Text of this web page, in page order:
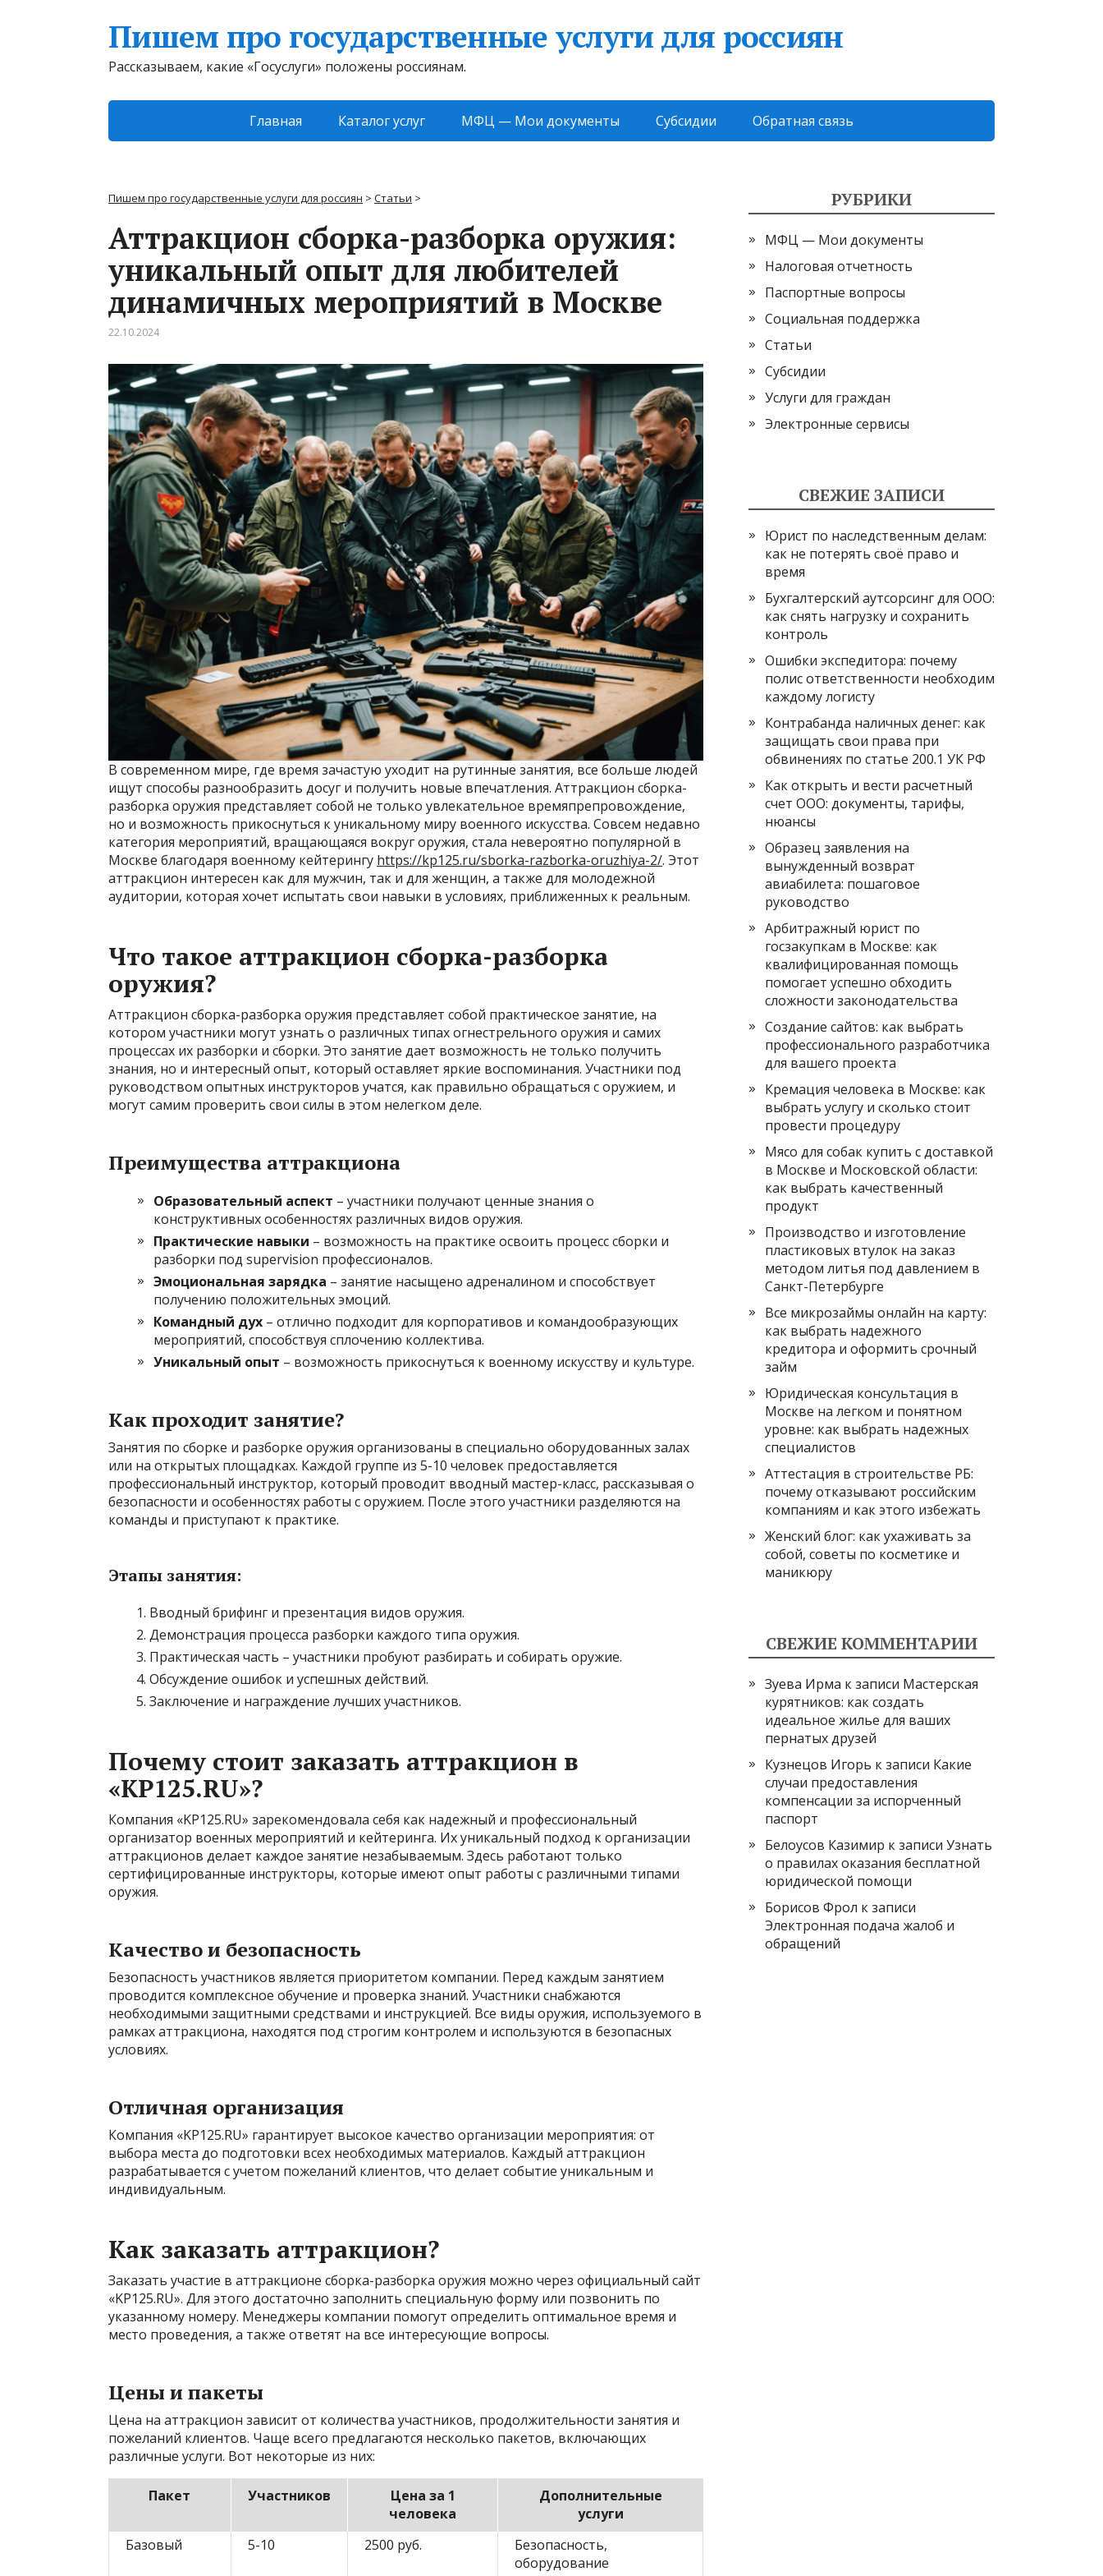
Пишем про государственные услуги для россиян
Рассказываем, какие «Госуслуги» положены россиянам.
Главная Каталог услуг МФЦ — Мои документы Субсидии Обратная связь
Пишем про государственные услуги для россиян > Статьи >
Аттракцион сборка-разборка оружия:
уникальный опыт для любителей
динамичных мероприятий в Москве
22.10.2024
В современном мире, где время зачастую уходит на рутинные занятия, все больше людей
ищут способы разнообразить досуг и получить новые впечатления. Аттракцион сборка-
разборка оружия представляет собой не только увлекательное времяпрепровождение,
но и возможность прикоснуться к уникальному миру военного искусства. Совсем недавно
категория мероприятий, вращающаяся вокруг оружия, стала невероятно популярной в
Москве благодаря военному кейтерингу https://kp125.ru/sborka-razborka-oruzhiya-2/. Этот
аттракцион интересен как для мужчин, так и для женщин, а также для молодежной
аудитории, которая хочет испытать свои навыки в условиях, приближенных к реальным.
Что такое аттракцион сборка-разборка
оружия?
Аттракцион сборка-разборка оружия представляет собой практическое занятие, на
котором участники могут узнать о различных типах огнестрельного оружия и самих
процессах их разборки и сборки. Это занятие дает возможность не только получить
знания, но и интересный опыт, который оставляет яркие воспоминания. Участники под
руководством опытных инструкторов учатся, как правильно обращаться с оружием, и
могут самим проверить свои силы в этом нелегком деле.
Преимущества аттракциона
Образовательный аспект – участники получают ценные знания о
конструктивных особенностях различных видов оружия.
Практические навыки – возможность на практике освоить процесс сборки и
разборки под supervision профессионалов.
Эмоциональная зарядка – занятие насыщено адреналином и способствует
получению положительных эмоций.
Командный дух – отлично подходит для корпоративов и командообразующих
мероприятий, способствуя сплочению коллектива.
Уникальный опыт – возможность прикоснуться к военному искусству и культуре.
Как проходит занятие?
Занятия по сборке и разборке оружия организованы в специально оборудованных залах
или на открытых площадках. Каждой группе из 5-10 человек предоставляется
профессиональный инструктор, который проводит вводный мастер-класс, рассказывая о
безопасности и особенностях работы с оружием. После этого участники разделяются на
команды и приступают к практике.
Этапы занятия:
Вводный брифинг и презентация видов оружия.
Демонстрация процесса разборки каждого типа оружия.
Практическая часть – участники пробуют разбирать и собирать оружие.
Обсуждение ошибок и успешных действий.
Заключение и награждение лучших участников.
Почему стоит заказать аттракцион в
«KP125.RU»?
Компания «KP125.RU» зарекомендовала себя как надежный и профессиональный
организатор военных мероприятий и кейтеринга. Их уникальный подход к организации
аттракционов делает каждое занятие незабываемым. Здесь работают только
сертифицированные инструкторы, которые имеют опыт работы с различными типами
оружия.
Качество и безопасность
Безопасность участников является приоритетом компании. Перед каждым занятием
проводится комплексное обучение и проверка знаний. Участники снабжаются
необходимыми защитными средствами и инструкцией. Все виды оружия, используемого в
рамках аттракциона, находятся под строгим контролем и используются в безопасных
условиях.
Отличная организация
Компания «KP125.RU» гарантирует высокое качество организации мероприятия: от
выбора места до подготовки всех необходимых материалов. Каждый аттракцион
разрабатывается с учетом пожеланий клиентов, что делает событие уникальным и
индивидуальным.
Как заказать аттракцион?
Заказать участие в аттракционе сборка-разборка оружия можно через официальный сайт
«KP125.RU». Для этого достаточно заполнить специальную форму или позвонить по
указанному номеру. Менеджеры компании помогут определить оптимальное время и
место проведения, а также ответят на все интересующие вопросы.
Цены и пакеты
Цена на аттракцион зависит от количества участников, продолжительности занятия и
пожеланий клиентов. Чаще всего предлагаются несколько пакетов, включающих
различные услуги. Вот некоторые из них:
Пакет Участников
Цена за 1
человека
Дополнительные
услуги
Базовый
5-10 2500 руб.
Безопасность,
оборудование
РУБРИКИ
МФЦ — Мои документы
Налоговая отчетность
Паспортные вопросы
Социальная поддержка
Статьи
Субсидии
Услуги для граждан
Электронные сервисы
СВЕЖИЕ ЗАПИСИ
Юрист по наследственным делам:
как не потерять своё право и
время
Бухгалтерский аутсорсинг для ООО:
как снять нагрузку и сохранить
контроль
Ошибки экспедитора: почему
полис ответственности необходим
каждому логисту
Контрабанда наличных денег: как
защищать свои права при
обвинениях по статье 200.1 УК РФ
Как открыть и вести расчетный
счет ООО: документы, тарифы,
нюансы
Образец заявления на
вынужденный возврат
авиабилета: пошаговое
руководство
Арбитражный юрист по
госзакупкам в Москве: как
квалифицированная помощь
помогает успешно обходить
сложности законодательства
Создание сайтов: как выбрать
профессионального разработчика
для вашего проекта
Кремация человека в Москве: как
выбрать услугу и сколько стоит
провести процедуру
Мясо для собак купить с доставкой
в Москве и Московской области:
как выбрать качественный
продукт
Производство и изготовление
пластиковых втулок на заказ
методом литья под давлением в
Санкт-Петербурге
Все микрозаймы онлайн на карту:
как выбрать надежного
кредитора и оформить срочный
займ
Юридическая консультация в
Москве на легком и понятном
уровне: как выбрать надежных
специалистов
Аттестация в строительстве РБ:
почему отказывают российским
компаниям и как этого избежать
Женский блог: как ухаживать за
собой, советы по косметике и
маникюру
СВЕЖИЕ КОММЕНТАРИИ
Зуева Ирма к записи Мастерская
курятников: как создать
идеальное жилье для ваших
пернатых друзей
Кузнецов Игорь к записи Какие
случаи предоставления
компенсации за испорченный
паспорт
Белоусов Казимир к записи Узнать
о правилах оказания бесплатной
юридической помощи
Борисов Фрол к записи
Электронная подача жалоб и
обращений